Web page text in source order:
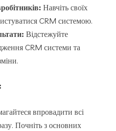
Навчіть своїх
CRM системою.
Відстежуйте
CRM системи та
впровадити всі
Почніть з основних